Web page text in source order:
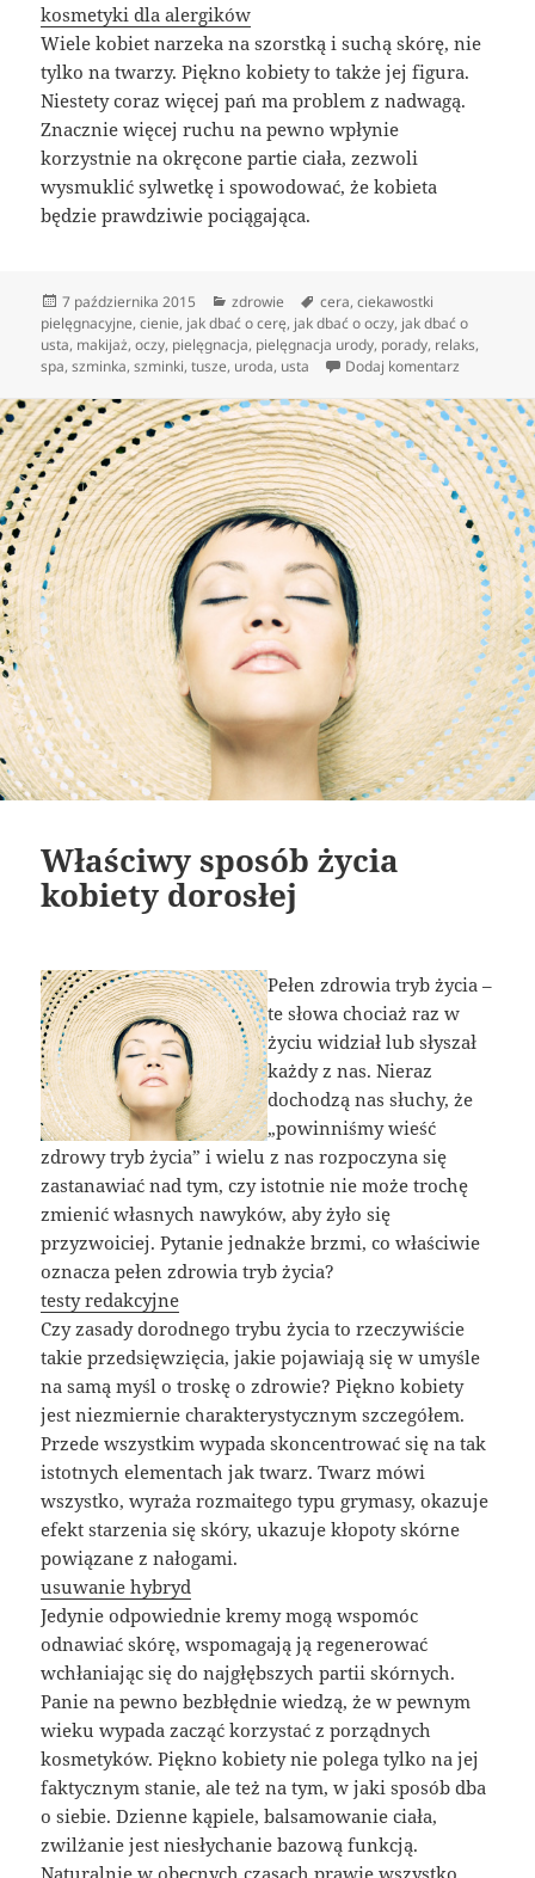
kosmetyki dla alergików
Wiele kobiet narzeka na szorstką i suchą skórę, nie
tylko na twarzy. Piękno kobiety to także jej figura.
Niestety coraz więcej pań ma problem z nadwagą.
Znacznie więcej ruchu na pewno wpłynie
korzystnie na okręcone partie ciała, zezwoli
wysmuklić sylwetkę i spowodować, że kobieta
będzie prawdziwie pociągająca.
Data
publikacji
7 października 2015 Kategorie
zdrowie Tagi
cera,ciekawostki
pielęgnacyjne,cienie, jak dbać o cerę, jak dbać o oczy, jak dbać o
usta, makijaż,oczy, pielęgnacja, pielęgnacja urody, porady, relaks,
spa,szminka,szminki,tusze, uroda, usta Dodaj komentarz
Właściwy sposób życia
kobiety dorosłej
Pełen zdrowia tryb życia –
te słowa chociaż raz w
życiu widział lub słyszał
każdy z nas. Nieraz
dochodzą nas słuchy, że
„powinniśmy wieść
zdrowy tryb życia” i wielu z nas rozpoczyna się
zastanawiać nad tym, czy istotnie nie może trochę
zmienić własnych nawyków, aby żyło się
przyzwoiciej. Pytanie jednakże brzmi, co właściwie
oznacza pełen zdrowia tryb życia?
testy redakcyjne
Czy zasady dorodnego trybu życia to rzeczywiście
takie przedsięwzięcia, jakie pojawiają się w umyśle
na samą myśl o troskę o zdrowie? Piękno kobiety
jest niezmiernie charakterystycznym szczegółem.
Przede wszystkim wypada skoncentrować się na tak
istotnych elementach jak twarz. Twarz mówi
wszystko, wyraża rozmaitego typu grymasy, okazuje
efekt starzenia się skóry, ukazuje kłopoty skórne
powiązane z nałogami.
usuwanie hybryd
Jedynie odpowiednie kremy mogą wspomóc
odnawiać skórę, wspomagają ją regenerować
wchłaniając się do najgłębszych partii skórnych.
Panie na pewno bezbłędnie wiedzą, że w pewnym
wieku wypada zacząć korzystać z porządnych
kosmetyków. Piękno kobiety nie polega tylko na jej
faktycznym stanie, ale też na tym, w jaki sposób dba
o siebie. Dzienne kąpiele, balsamowanie ciała,
zwilżanie jest niesłychanie bazową funkcją.